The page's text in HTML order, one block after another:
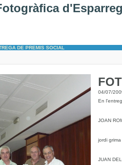
DE PREMIS SOCIAL
04/07/
En
JOAN
jordi
JUAN